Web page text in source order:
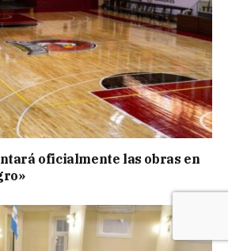
oficialmente las obras en